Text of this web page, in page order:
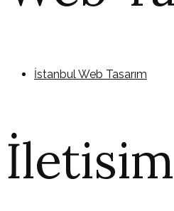
İstanbul Web Tasarım
İletisim